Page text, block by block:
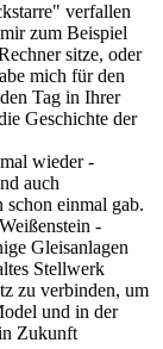
verfallen
zum Beispiel
sitze, oder
mich für den
Tag in Ihrer
Geschichte der
wieder -
auch
einmal gab.
-
Gleisanlagen
Stellwerk
zu verbinden, um
und in der
Zukunft